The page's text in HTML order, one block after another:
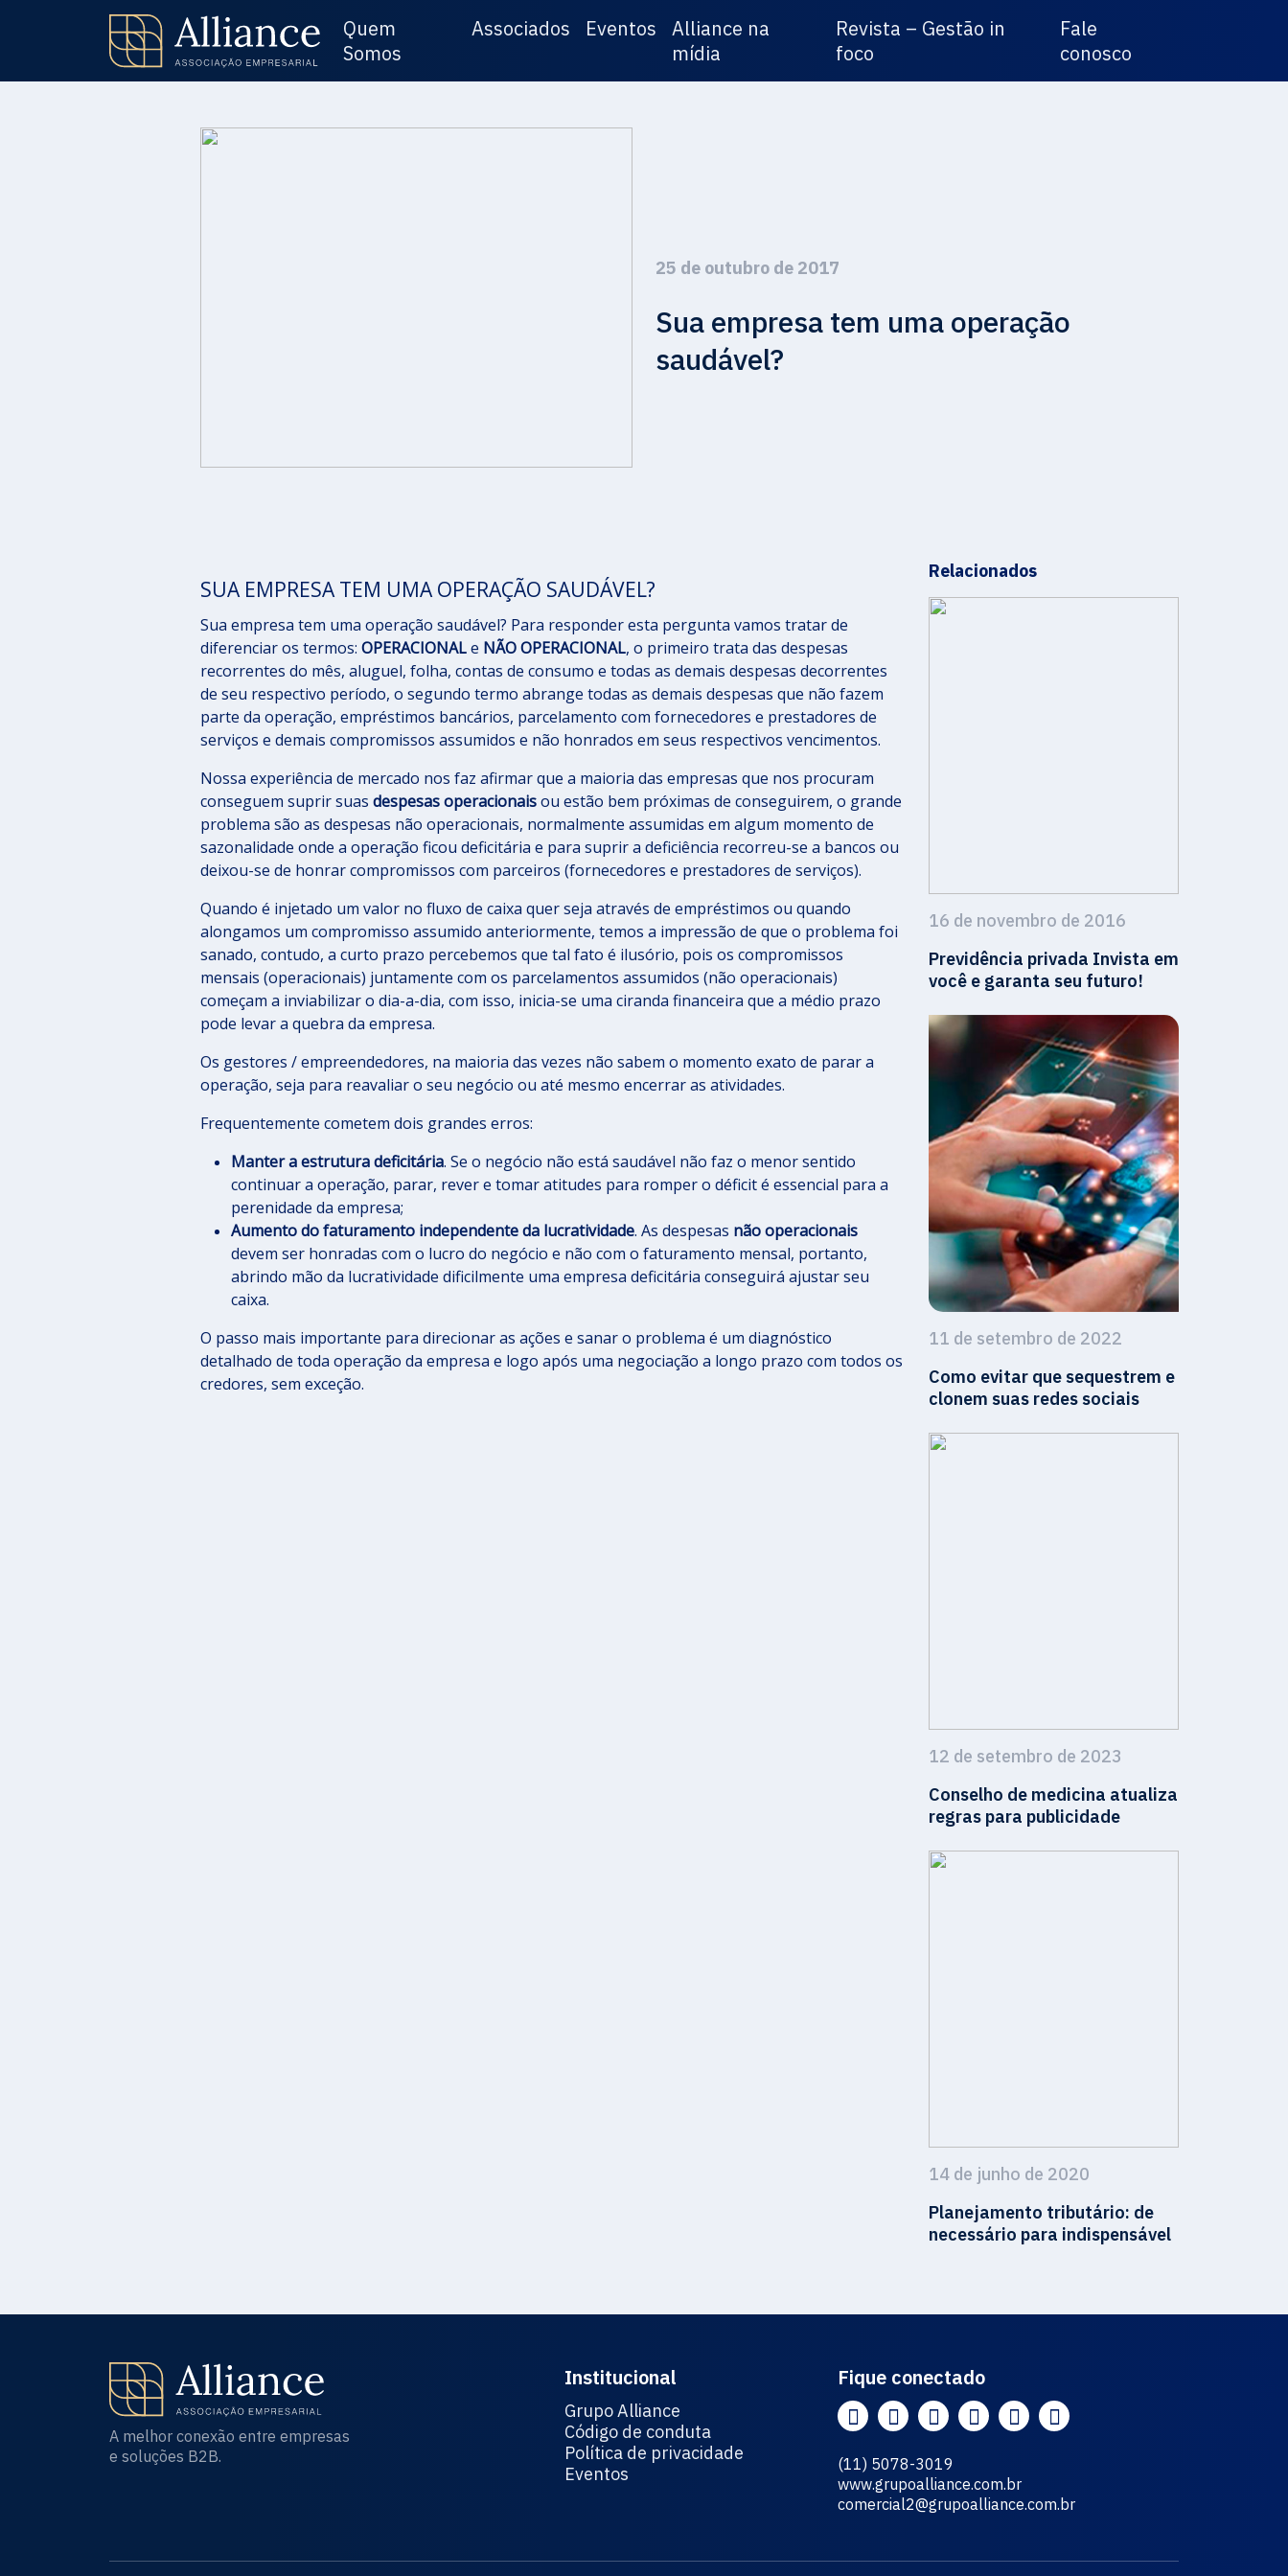
Quem
Somos
Associados Eventos
Alliance na
mídia
Revista – Gestão in
foco
Fale
conosco
25 de outubro de 2017
Sua empresa tem uma operação
saudável?
SUA EMPRESA TEM UMA OPERAÇÃO SAUDÁVEL?
Sua empresa tem uma operação saudável? Para responder esta pergunta vamos tratar de
diferenciar os termos: OPERACIONALe NÃO OPERACIONAL, o primeiro trata das despesas
recorrentes do mês, aluguel, folha, contas de consumo e todas as demais despesas decorrentes
de seu respectivo período, o segundo termo abrange todas as demais despesas que não fazem
parte da operação, empréstimos bancários, parcelamento com fornecedores e prestadores de
serviços e demais compromissos assumidos e não honrados em seus respectivos vencimentos.
Nossa experiência de mercado nos faz afirmar que a maioria das empresas que nos procuram
conseguem suprir suas despesasoperacionaisou estão bem próximas de conseguirem, o grande
problema são as despesas não operacionais, normalmente assumidas em algum momento de
sazonalidade onde a operação ficou deficitária e para suprir a deficiência recorreu-se a bancos ou
deixou-se de honrar compromissos com parceiros (fornecedores e prestadores de serviços).
Quando é injetado um valor no fluxo de caixa quer seja através de empréstimos ou quando
alongamos um compromisso assumido anteriormente, temos a impressão de que o problema foi
sanado, contudo, a curto prazo percebemos que tal fato é ilusório, pois os compromissos
mensais (operacionais) juntamente com os parcelamentos assumidos (não operacionais)
começam a inviabilizar o dia-a-dia, com isso, inicia-se uma ciranda financeira que a médio prazo
pode levar a quebra da empresa.
Os gestores / empreendedores, na maioria das vezes não sabem o momento exato de parar a
operação, seja para reavaliar o seu negócio ou até mesmo encerrar as atividades.
Frequentemente cometem dois grandes erros:
Manter a estrutura deficitária. Se o negócio não está saudável não faz o menor sentido
continuar a operação, parar, rever e tomar atitudes para romper o déficit é essencial para a
perenidade da empresa;
Aumento do faturamento independente da lucratividade. As despesas não operacionais
devem ser honradas com o lucro do negócio e não com o faturamento mensal, portanto,
abrindo mão da lucratividade dificilmente uma empresa deficitária conseguirá ajustar seu
caixa.
O passo mais importante para direcionar as ações e sanar o problema é um diagnóstico
detalhado de toda operação da empresa e logo após uma negociação a longo prazo com todos os
credores, sem exceção.
Relacionados
16 de novembro de 2016
Previdência privada Invista em
você e garanta seu futuro!
11 de setembro de 2022
Como evitar que sequestrem e
clonem suas redes sociais
12 de setembro de 2023
Conselho de medicina atualiza
regras para publicidade
14 de junho de 2020
Planejamento tributário: de
necessário para indispensável
A melhor conexão entre empresas
e soluções B2B.
Institucional
Grupo Alliance
Código de conduta
Política de privacidade
Eventos
Fique conectado
(11) 5078-3019
www.grupoalliance.com.br
comercial2@grupoalliance.com.br